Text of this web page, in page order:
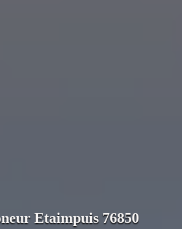
Etaimpuis 76850